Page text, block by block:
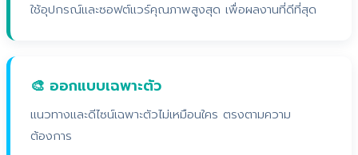
ใช้อุปกรณ์และซอฟต์แวร์คุณภาพสูงสุด เพื่อผลงานที่ดีที่สุด
🎨 ออกแบบเฉพาะตัว
แนวทางและดีไซน์เฉพาะตัวไม่เหมือนใคร ตรงตามความ
ต้องการ